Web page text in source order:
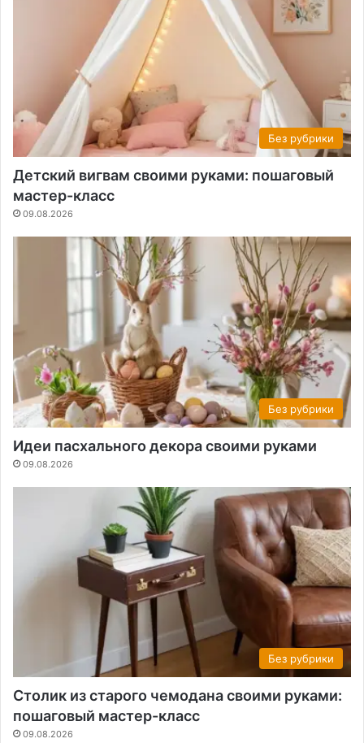
Без рубрики
Детский вигвам своими руками: пошаговый
мастер-класс
09.08.2026
Без рубрики
Идеи пасхального декора своими руками
09.08.2026
Без рубрики
Столик из старого чемодана своими руками:
пошаговый мастер-класс
09.08.2026